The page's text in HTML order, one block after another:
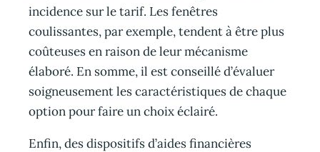
incidence sur le tarif. Les fenêtres
coulissantes, par exemple, tendent à être plus
coûteuses en raison de leur mécanisme
élaboré. En somme, il est conseillé d’évaluer
soigneusement les caractéristiques de chaque
option pour faire un choix éclairé.
Enfin, des dispositifs d’aides financières